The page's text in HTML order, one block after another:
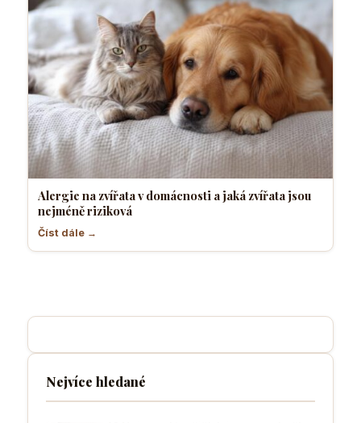
Alergie na zvířata v domácnosti a jaká zvířata jsou
nejméně riziková
Číst dále →
Nejvíce hledané